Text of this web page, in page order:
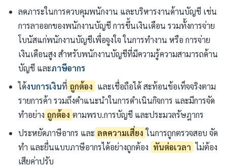
ลดภาระในการควบคุมพนักงาน และบริหารงานด้านบัญชี เช่น
การลาออกของพนักงานบัญชี การขึ้นเงินเดือน รวมทั้งการจ่าย
โบนัสแก่พนักงานบัญชีเพื่อจูงใจ ในการทำงาน หรือ การจ่าย
เงินเดือนสูง สำหรับพนักงานบัญชีที่มีความรู้ความสามารถด้าน
บัญชี และภาษีอากร
ได้งบการเงินที่ ถูกต้อง และเชื่อถือได้ สะท้อนข้อเท็จจริงตาม
รายการค้า รวมถึงคำแนะนำในการดำเนินกิจการ และมีการจัด
ทำอย่าง ถูกต้อง ตามพรบ.การบัญชี และประมวลรัษฎากร
ประหยัดภาษีอากร และ ลดความเสี่ยง ในการถูกตรวจสอบ จัด
ทำ และยื่นแบบภาษีอากรได้อย่างถูกต้อง ทันต่อเวลา ไม่ต้อง
เสียค่าปรับ